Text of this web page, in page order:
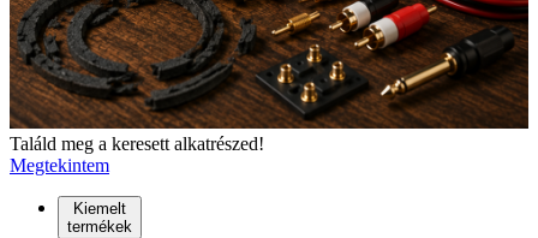
Találd meg a keresett alkatrészed!
Megtekintem
Kiemelt
termékek